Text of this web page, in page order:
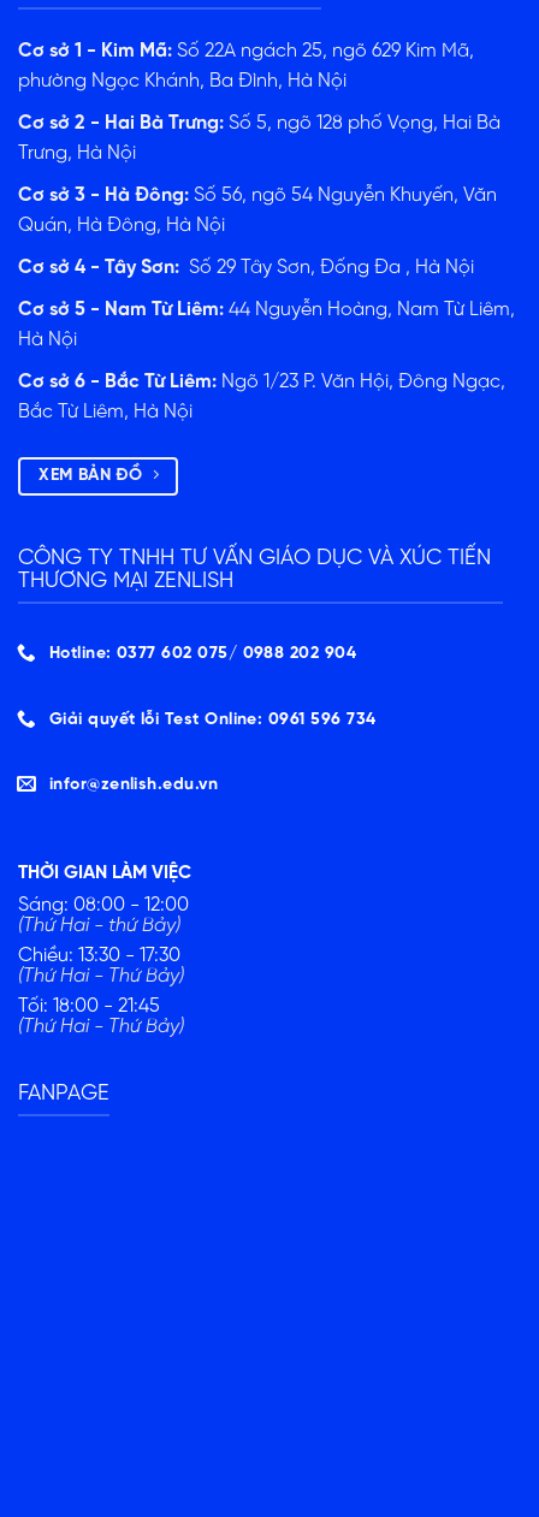
Cơ sở 1 - Kim Mã: Số 22A ngách 25, ngõ 629 Kim Mã,
phường Ngọc Khánh, Ba Đình, Hà Nội
Cơ sở 2 - Hai Bà Trưng: Số 5, ngõ 128 phố Vọng, Hai Bà
Trưng, Hà Nội
Cơ sở 3 - Hà Đông: Số 56, ngõ 54 Nguyễn Khuyến, Văn
Quán, Hà Đông, Hà Nội
Cơ sở 4 - Tây Sơn: Số 29 Tây Sơn, Đống Đa , Hà Nội
Cơ sở 5 - Nam Từ Liêm: 44 Nguyễn Hoàng, Nam Từ Liêm,
Hà Nội
Cơ sở 6 - Bắc Từ Liêm: Ngõ 1/23 P. Văn Hội, Đông Ngạc,
Bắc Từ Liêm, Hà Nội
XEM BẢN ĐỒ
CÔNG TY TNHH TƯ VẤN GIÁO DỤC VÀ XÚC TIẾN
THƯƠNG MẠI ZENLISH
Hotline: 0377 602 075/ ‭0988 202 904‬
Giải quyết lỗi Test Online: 0961 596 734
infor@zenlish.edu.vn
THỜI GIAN LÀM VIỆC
Sáng: 08:00 - 12:00
(Thứ Hai - thứ Bảy)
Chiều: 13:30 - 17:30
(Thứ Hai - Thứ Bảy)
Tối: 18:00 - 21:45
(Thứ Hai - Thứ Bảy)
FANPAGE